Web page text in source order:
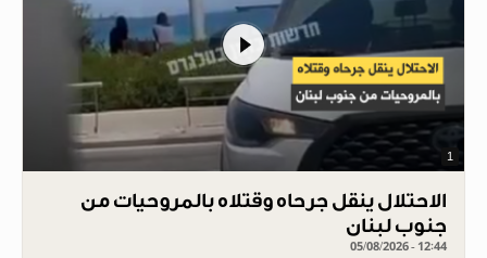
1
الاحتلال ينقل جرحاه وقتلاه بالمروحيات من
جنوب لبنان
05/08/2026 - 12:44